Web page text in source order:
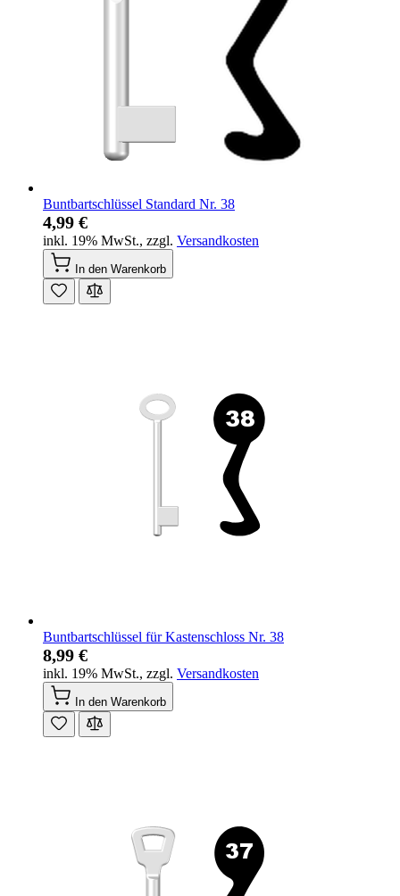
Buntbartschlüssel Standard Nr. 38
4,99 €
inkl. 19% MwSt., zzgl. Versandkosten
In den Warenkorb
Buntbartschlüssel für Kastenschloss Nr. 38
8,99 €
inkl. 19% MwSt., zzgl. Versandkosten
In den Warenkorb